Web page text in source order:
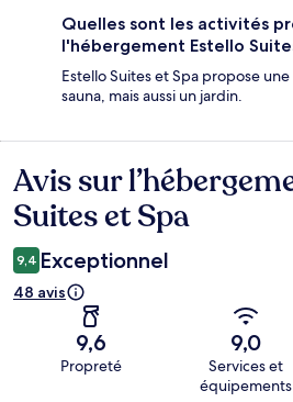
Quelles sont les activités
l'hébergement Estello
Estello Suites et Spa propose
sauna, mais aussi un jardin.
Avis
Avis sur
Suites et Spa
9,4 Exceptionnel
48 avis
9,6
Propreté
9,0
Services et
équipements